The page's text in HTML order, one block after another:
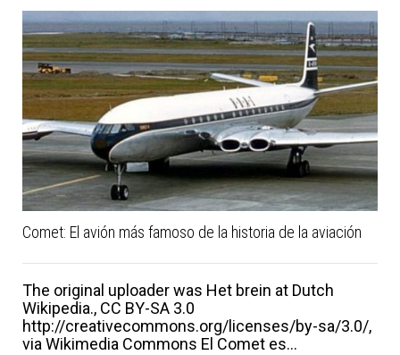
Comet: El avión más famoso de la historia de la aviación
The original uploader was Het brein at Dutch
Wikipedia., CC BY-SA 3.0
http://creativecommons.org/licenses/by-sa/3.0/,
via Wikimedia Commons El Comet es...